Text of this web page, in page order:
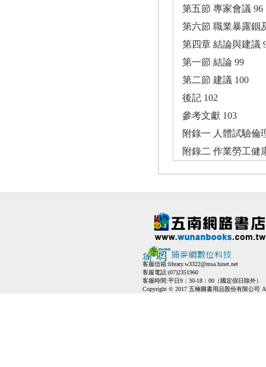
第五節 專家會議 96
第六節 職業暴露銦
第四章 結論與建議
第一節 結論 99
第二節 建議 100
後記 102
參考文獻 103
附錄一 人體試驗倫
附錄二 作業勞工健
客服信箱:library.w3322@msa.hinet.net
客服電話:(07)2351960
客服時間:平日9：30-18：00（國定假日除外）
Copyright © 2017 五楠圖書用品股份有限公司